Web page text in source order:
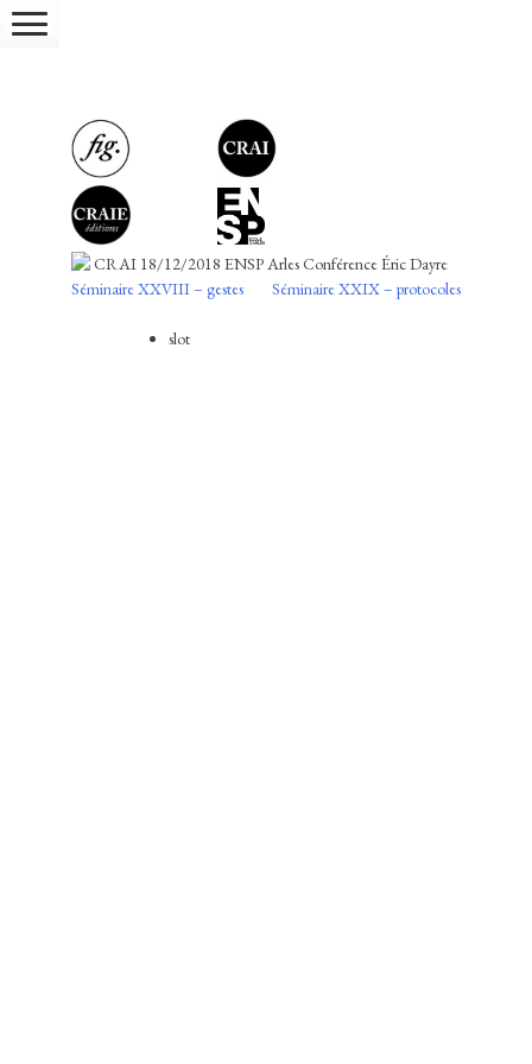
Skip
to
content
CRAI 18/12/2018 ENSP Arles Conférence Éric Dayre
Conférence de Éric Dayre
Navigation
Séminaire XXVIII – gestes Séminaire XXIX – protocoles
slot